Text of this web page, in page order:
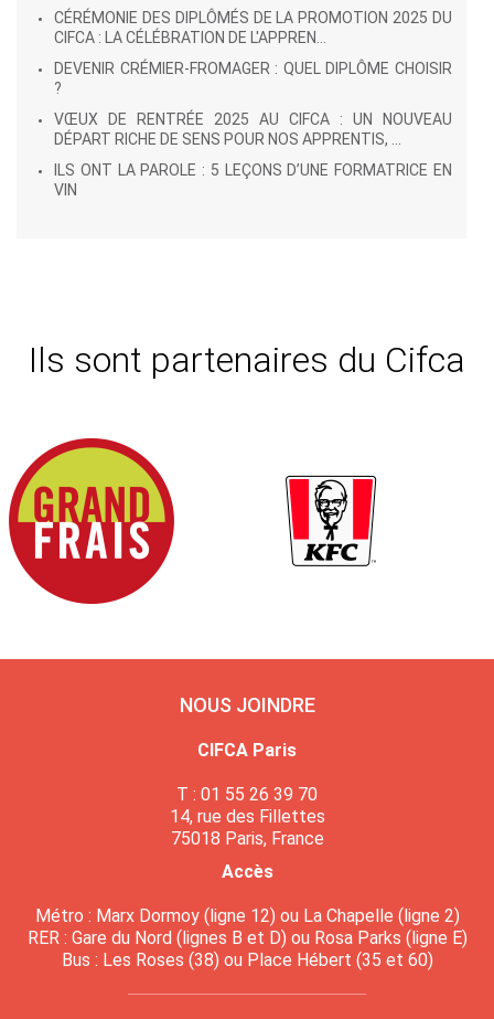
CÉRÉMONIE DES DIPLÔMÉS DE LA PROMOTION 2025 DU
CIFCA : LA CÉLÉBRATION DE L'APPREN...
DEVENIR CRÉMIER-FROMAGER : QUEL DIPLÔME CHOISIR
?
VŒUX DE RENTRÉE 2025 AU CIFCA : UN NOUVEAU
DÉPART RICHE DE SENS POUR NOS APPRENTIS, ...
ILS ONT LA PAROLE : 5 LEÇONS D’UNE FORMATRICE EN
VIN
Ils sont partenaires du Cifca
NOUS JOINDRE
CIFCA Paris
T : 01 55 26 39 70
14, rue des Fillettes
75018 Paris, France
Accès
Métro : Marx Dormoy (ligne 12) ou La Chapelle (ligne 2)
RER : Gare du Nord (lignes B et D) ou Rosa Parks (ligne E)
Bus : Les Roses (38) ou Place Hébert (35 et 60)